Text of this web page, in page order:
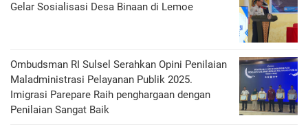
Gelar Sosialisasi Desa Binaan di Lemoe
Ombudsman RI Sulsel Serahkan Opini Penilaian
Maladministrasi Pelayanan Publik 2025.
Imigrasi Parepare Raih penghargaan dengan
Penilaian Sangat Baik